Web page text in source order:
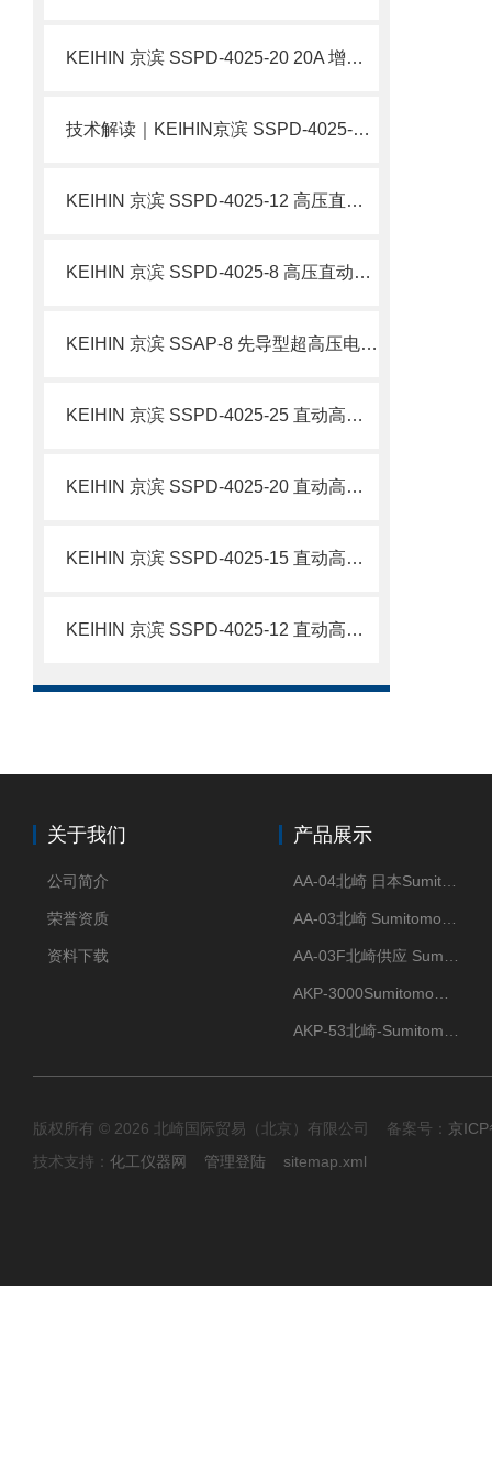
KEIHIN 京滨 SSPD-4025-20 20A 增强型高压直动电磁阀 不锈钢 简介
技术解读｜​KEIHIN京滨 SSPD-4025-15 15A 增强型高压直动电磁阀 不锈钢
KEIHIN 京滨 SSPD-4025-12 高压直动电磁阀 12A 加厚阀体不锈钢电磁阀 简介
KEIHIN 京滨 SSPD-4025-8 高压直动电磁阀 不锈钢流体控制阀 简介
KEIHIN 京滨 SSAP-8 先导型超高压电磁阀 工业流体电控阀门 简介
KEIHIN 京滨 SSPD-4025-25 直动高压电磁阀 25MPa 高压管路控制阀 简介
KEIHIN 京滨 SSPD-4025-20 直动高压电磁阀 电控流体截止阀 简介
KEIHIN 京滨 SSPD-4025-15 直动高压电磁阀 高压气液管路开关阀 简介
KEIHIN 京滨 SSPD-4025-12 直动高压电磁阀 25MPa 管路电控阀 简介
关于我们
公司简介
荣誉资质
资料下载
产品展示
版权所有 © 2026 北崎国际贸易（北京）有限公司 备案号： 京
技术支持： 化工仪器网 管理登陆 sitemap.xml